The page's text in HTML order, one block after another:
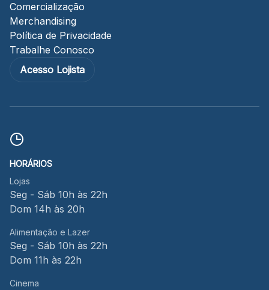
Comercialização
Merchandising
Política de Privacidade
Trabalhe Conosco
Acesso Lojista
HORÁRIOS
Lojas
Seg - Sáb 10h às 22h
Dom 14h às 20h
Alimentação e Lazer
Seg - Sáb 10h às 22h
Dom 11h às 22h
Cinema